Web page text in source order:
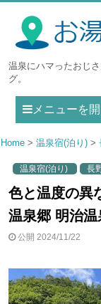
温泉にハマったおじ
グ。
メニューを開
Home 温泉宿(泊り)
温泉宿(泊り) 長
色と温度の異
温泉郷 明治温
公開 2024/11/22